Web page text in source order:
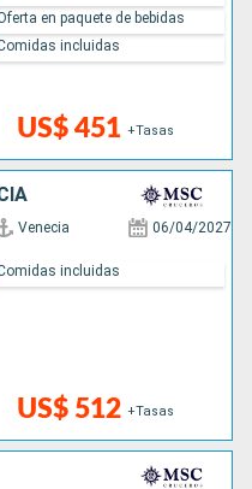
US$ 451 +Tasas
en paquete de bebidas
incluidas
Venecia 06/04/2027
US$ 512 +Tasas
incluidas